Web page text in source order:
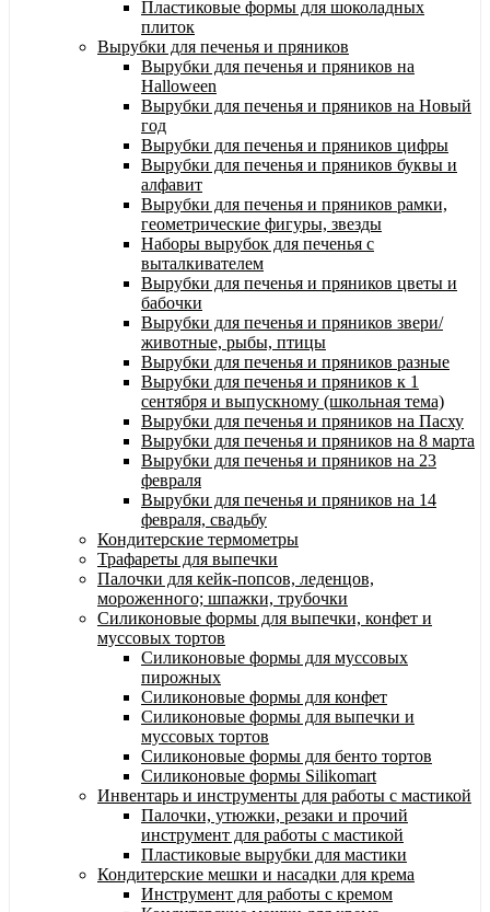
Пластиковые формы для шоколадных
плиток
Вырубки для печенья и пряников
Вырубки для печенья и пряников на
Halloween
Вырубки для печенья и пряников на Новый
год
Вырубки для печенья и пряников цифры
Вырубки для печенья и пряников буквы и
алфавит
Вырубки для печенья и пряников рамки,
геометрические фигуры, звезды
Наборы вырубок для печенья с
выталкивателем
Вырубки для печенья и пряников цветы и
бабочки
Вырубки для печенья и пряников звери/
животные, рыбы, птицы
Вырубки для печенья и пряников разные
Вырубки для печенья и пряников к 1
сентября и выпускному (школьная тема)
Вырубки для печенья и пряников на Пасху
Вырубки для печенья и пряников на 8 марта
Вырубки для печенья и пряников на 23
февраля
Вырубки для печенья и пряников на 14
февраля, свадьбу
Кондитерские термометры
Трафареты для выпечки
Палочки для кейк-попсов, леденцов,
мороженного; шпажки, трубочки
Силиконовые формы для выпечки, конфет и
муссовых тортов
Силиконовые формы для муссовых
пирожных
Силиконовые формы для конфет
Силиконовые формы для выпечки и
муссовых тортов
Силиконовые формы для бенто тортов
Силиконовые формы Silikomart
Инвентарь и инструменты для работы с мастикой
Палочки, утюжки, резаки и прочий
инструмент для работы с мастикой
Пластиковые вырубки для мастики
Кондитерские мешки и насадки для крема
Инструмент для работы с кремом